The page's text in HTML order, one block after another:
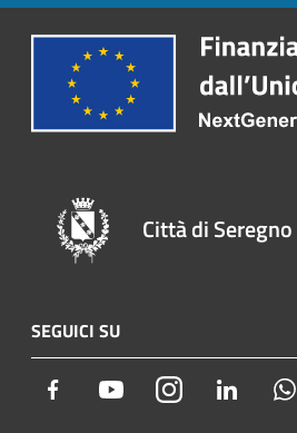
Città di Seregno
SEGUICI SU
Facebook YoutubeInstagram LinkedIn